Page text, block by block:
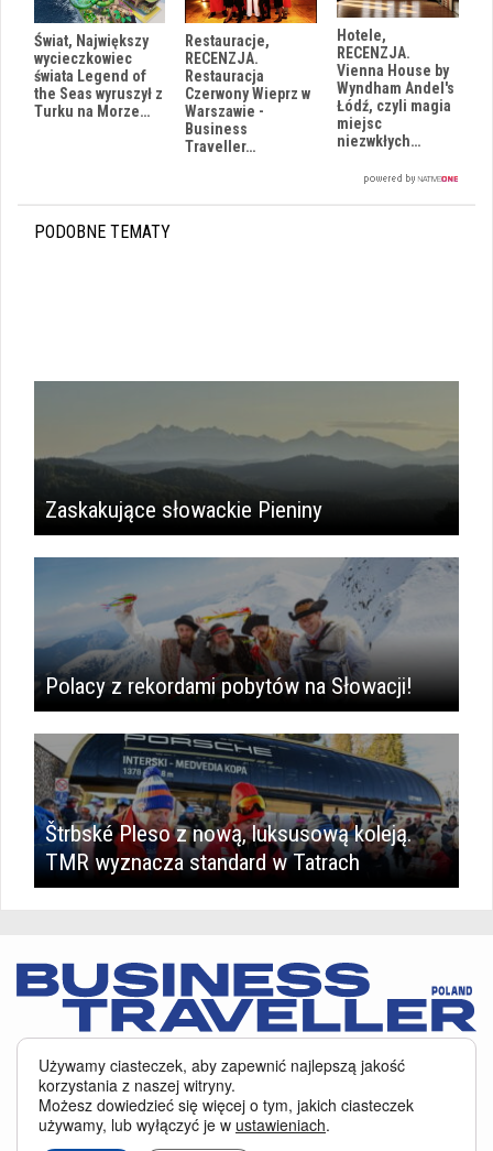
Świat, Największy
wycieczkowiec
świata Legend of
the Seas wyruszył z
Turku na Morze…
Restauracje,
RECENZJA.
Restauracja
Czerwony Wieprz w
Warszawie -
Business
Traveller…
Hotele,
RECENZJA.
Vienna House by
Wyndham Andel's
Łódź, czyli magia
miejsc
niezwkłych…
PODOBNE TEMATY
Zaskakujące słowackie Pieniny
Polacy z rekordami pobytów na Słowacji!
Štrbské Pleso z nową, luksusową koleją.
TMR wyznacza standard w Tatrach
technologie o analogicznym charakterze, przede wszystkim w celu
zapewnienia Państwu najlepszej jakości oferowanych usług, a ponadto w
celach statystycznych i reklamowych. Korzystanie z serwisu oznacza, że pliki
te będą zapisywane w Państwa komputerze. Więcej na temat
Używamy ciasteczek, aby zapewnić najlepszą jakość
korzystania z naszej witryny.
Możesz dowiedzieć się więcej o tym, jakich ciasteczek
używamy, lub wyłączyć je w ustawieniach.